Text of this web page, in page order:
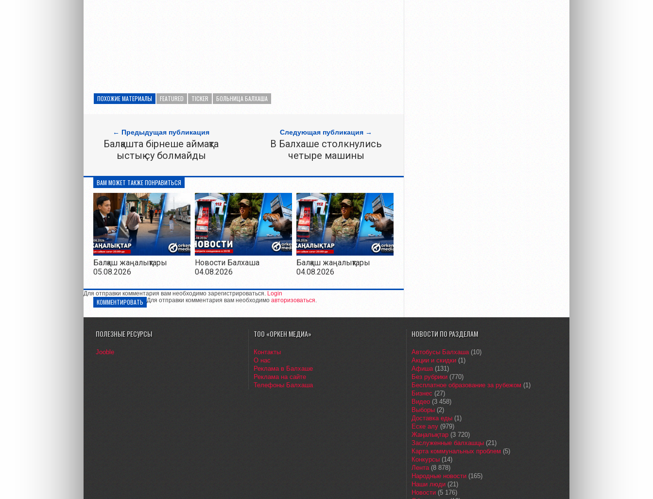
ПОХОЖИЕ МАТЕРИАЛЫ FEATURED TICKER БОЛЬНИЦА БАЛХАША
← Предыдущая публикация
Балқашта бірнеше аймақта
ыстық су болмайды
Следующая публикация →
В Балхаше столкнулись
четыре машины
ВАМ МОЖЕТ ТАКЖЕ ПОНРАВИТЬСЯ
Балқаш жаңалықтары
05.08.2026
Новости Балхаша
04.08.2026
Балқаш жаңалықтары
04.08.2026
Для отправки комментария вам необходимо зарегистрироваться. Login
КОММЕНТИРОВАТЬ Для отправки комментария вам необходимо авторизоваться.
ПОЛЕЗНЫЕ РЕСУРСЫ
Jooble
ТОО «ОРКЕН МЕДИА»
Контакты
О нас
Реклама в Балхаше
Реклама на сайте
Телефоны Балхаша
НОВОСТИ ПО РАЗДЕЛАМ
Автобусы Балхаша(10)
Акции и скидки (1)
Афиша(131)
Без рубрики (770)
Бесплатное образование за рубежом (1)
Бизнес (27)
Видео (3 458)
Выборы (2)
Доставка еды (1)
Еске алу (979)
Жаңалықтар (3 720)
Заслуженные балхашцы (21)
Карта коммунальных проблем (5)
Конкурсы (14)
Лента(8 878)
Народные новости (165)
Наши люди (21)
Новости (5 176)